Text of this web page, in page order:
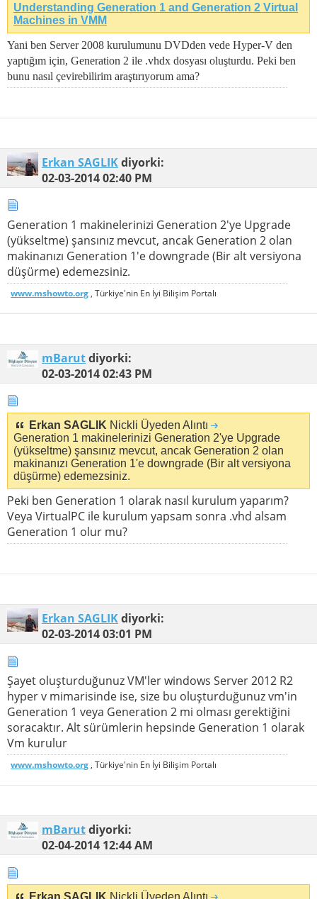
Understanding Generation 1 and Generation 2 Virtual
Machines in VMM
Yani ben Server 2008 kurulumunu DVDden vede Hyper-V den
yaptığım için, Generation 2 ile .vhdx dosyası oluşturdu. Peki ben
bunu nasıl çevirebilirim araştırıyorum ama?
Erkan SAGLIKdiyorki:
02-03-201402:40 PM
Generation 1 makinelerinizi Generation 2'ye Upgrade
(yükseltme) şansınız mevcut, ancak Generation 2 olan
makinanızı Generation 1'e downgrade (Bir alt versiyona
düşürme) edemezsiniz.
www.mshowto.org , Türkiye'nin En İyi Bilişim Portalı
mBarutdiyorki:
02-03-201402:43 PM
Erkan SAGLIK Nickli Üyeden Alıntı
Generation 1 makinelerinizi Generation 2'ye Upgrade
(yükseltme) şansınız mevcut, ancak Generation 2 olan
makinanızı Generation 1'e downgrade (Bir alt versiyona
düşürme) edemezsiniz.
Peki ben Generation 1 olarak nasıl kurulum yaparım?
Veya VirtualPC ile kurulum yapsam sonra .vhd alsam
Generation 1 olur mu?
Erkan SAGLIKdiyorki:
02-03-201403:01 PM
Şayet oluşturduğunuz VM'ler windows Server 2012 R2
hyper v mimarisinde ise, size bu oluşturduğunuz vm'in
Generation 1 veya Generation 2 mi olması gerektiğini
soracaktır. Alt sürümlerin hepsinde Generation 1 olarak
Vm kurulur
www.mshowto.org , Türkiye'nin En İyi Bilişim Portalı
mBarutdiyorki:
02-04-2014 12:44 AM